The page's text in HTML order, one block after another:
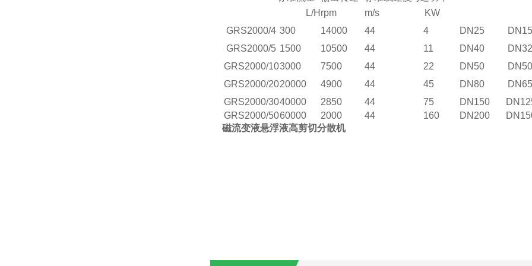
L/H rpm m/s
KW
GRS2000/4 300 14000 44 4 DN25
DN15
GRS2000/5 1500 10500 44 11 DN40
DN32
GRS2000/103000 7500 44 22 DN50
DN50
GRS2000/2020000 4900 44 45 DN80
DN65
GRS2000/3040000 2850 44 75 DN150
GRS2000/5060000 2000 44 160 DN200
磁流变液悬浮液高剪切分散机